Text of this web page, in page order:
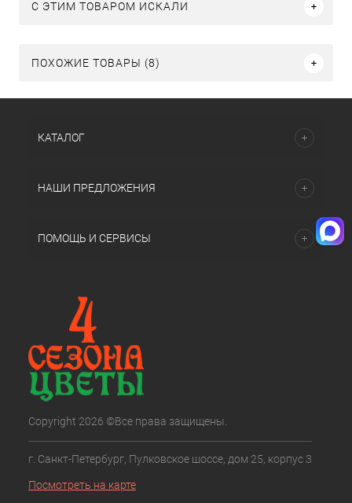
C ЭТИМ ТОВАРОМ ИСКАЛИ
ПОХОЖИЕ ТОВАРЫ (8)
КАТАЛОГ
НАШИ ПРЕДЛОЖЕНИЯ
ПОМОЩЬ И СЕРВИСЫ
Copyright 2026 ©Все права защищены.
г. Санкт-Петербург, Пулковское шоссе, дом 25, корпус 3
Посмотреть на карте